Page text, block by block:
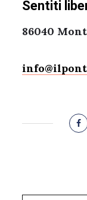
Sentiti
86040